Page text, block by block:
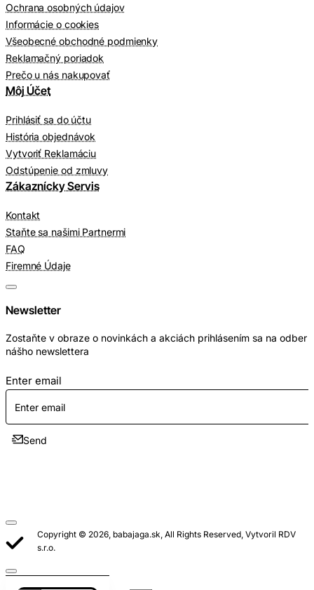
Ochrana osobných údajov
Informácie o cookies
Všeobecné obchodné podmienky
Reklamačný poriadok
Prečo u nás nakupovať
Môj Účet
Prihlásiť sa do účtu
História objednávok
Vytvoriť Reklamáciu
Odstúpenie od zmluvy
Zákaznícky Servis
Kontakt
Staňte sa našimi Partnermi
FAQ
Firemné Údaje
Newsletter
Zostaňte v obraze o novinkách a akciách prihlásením sa na odber
nášho newslettera
Enter email
Send
Copyright © 2026, babajaga.sk, All Rights Reserved, Vytvoril RDV
s.r.o.